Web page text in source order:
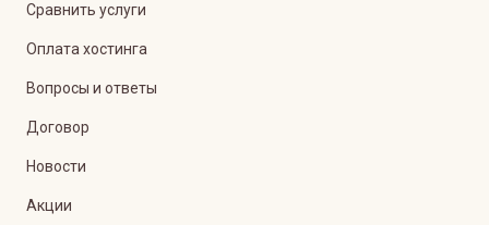
Сравнить услуги
Оплата хостинга
Вопросы и ответы
Договор
Новости
Акции